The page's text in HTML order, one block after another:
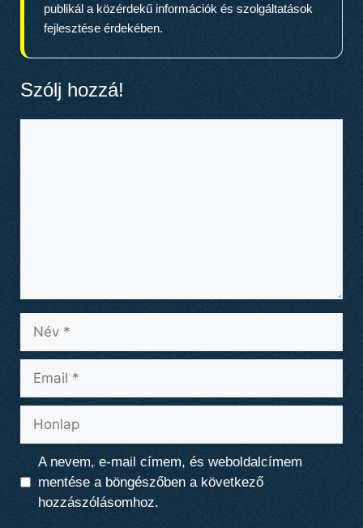
publikál a közérdekű információk és szolgáltatások
fejlesztése érdekében.
Szólj hozzá!
Név
Email
Honlap
A nevem, e-mail címem, és weboldalcímem
mentése a böngészőben a következő
hozzászólásomhoz.